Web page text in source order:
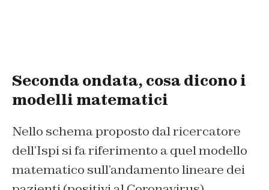
Seconda ondata, cosa dicono i
modelli matematici
Nello schema proposto dal ricercatore
dell’Ispi si fa riferimento a quel modello
matematico sull’andamento lineare dei